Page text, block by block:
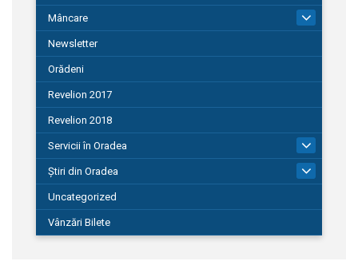
Mâncare
Newsletter
Orădeni
Revelion 2017
Revelion 2018
Servicii în Oradea
Știri din Oradea
Uncategorized
Vânzări Bilete